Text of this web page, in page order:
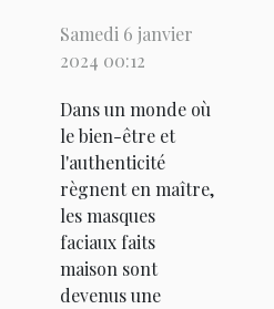
recettes
pour tous
les types de
peau
Samedi 6 janvier
2024 00:12
Dans un monde où
le bien-être et
l'authenticité
règnent en maître,
les masques
faciaux faits
maison sont
devenus une